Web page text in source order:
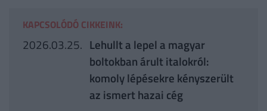
KAPCSOLÓDÓ CIKKEINK:
2026.03.25. Lehullt a lepel a magyar
boltokban árult italokról:
komoly lépésekre kényszerült
az ismert hazai cég